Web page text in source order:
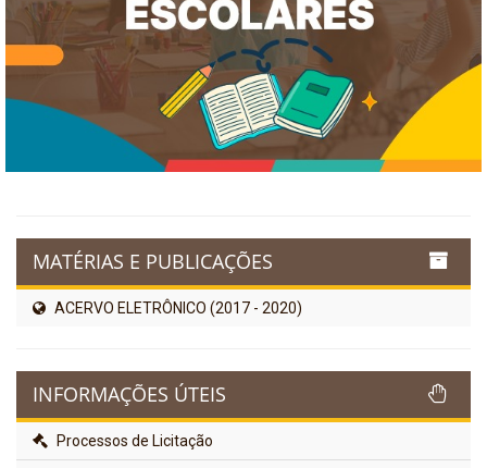
MATÉRIAS E PUBLICAÇÕES
ACERVO ELETRÔNICO (2017 - 2020)
INFORMAÇÕES ÚTEIS
Processos de Licitação